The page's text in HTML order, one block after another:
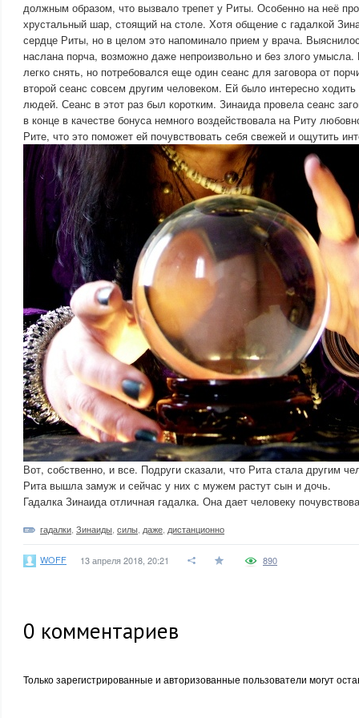
должным образом, что вызвало трепет у Риты. Особенно на неё
хрустальный шар, стоящий на столе. Хотя общение с гадалкой
сердце Риты, но в целом это напоминало прием у врача.
наслана порча, возможно даже непроизвольно и без злого
легко снять, но потребовался еще один сеанс для заговора от
второй сеанс совсем другим человеком. Ей было интересно
людей. Сеанс в этот раз был коротким. Зинаида провела сеанс
в конце в качестве бонуса немного воздействовала на Риту
Рите, что это поможет ей почувствовать себя свежей и ощутить
Вот, собственно, и все. Подруги сказали, что Рита стала другим
Рита вышла замуж и сейчас у них с мужем растут сын и дочь.
Гадалка Зинаида отличная гадалка. Она дает человеку
гадалки Зинаиды силы даже дистанционно
WOFF 13 апреля 2018, 20:21 890
0 комментариев
Только зарегистрированные и авторизованные пользователи могут